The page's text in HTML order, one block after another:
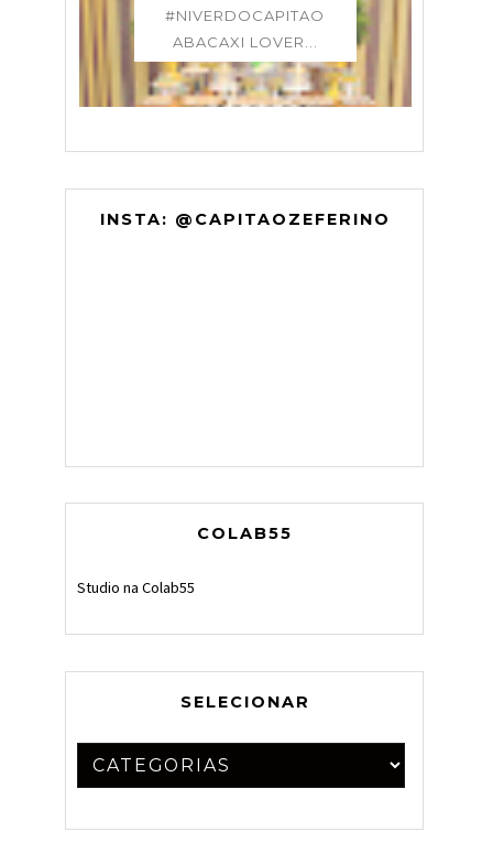
#NIVERDOCAPITAO
ABACAXI LOVER...
INSTA: @CAPITAOZEFERINO
COLAB55
Studio na Colab55
SELECIONAR